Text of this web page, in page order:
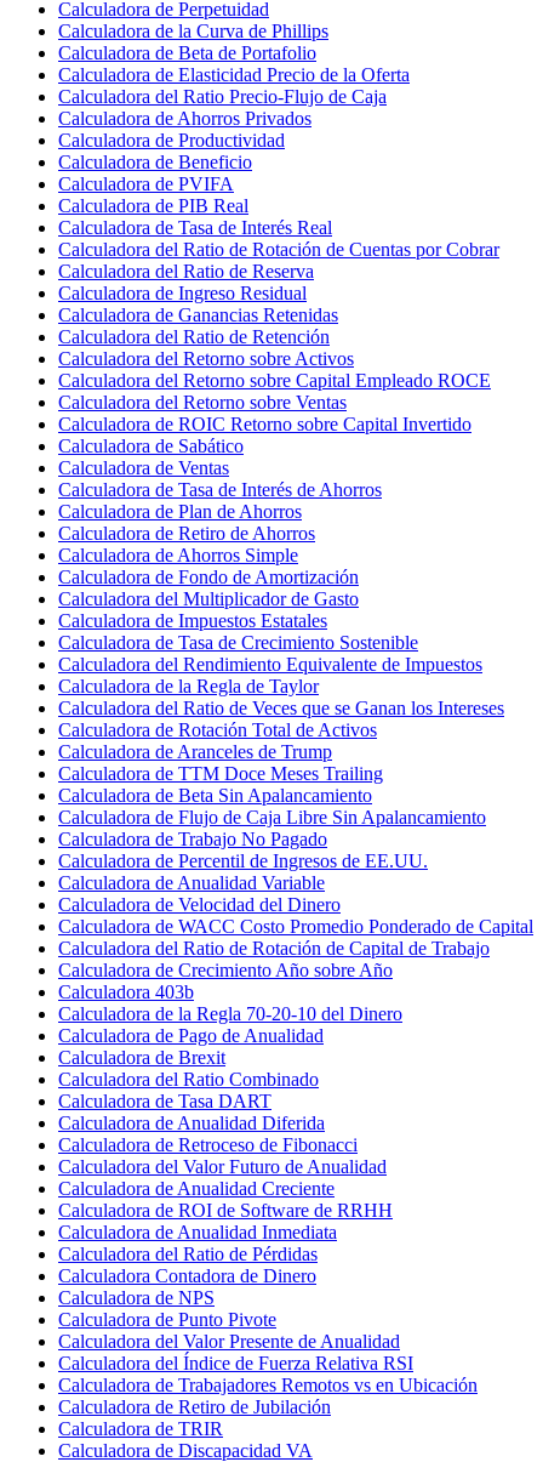
Calculadora de Perpetuidad
Calculadora de la Curva de Phillips
Calculadora de Beta de Portafolio
Calculadora de Elasticidad Precio de la Oferta
Calculadora del Ratio Precio-Flujo de Caja
Calculadora de Ahorros Privados
Calculadora de Productividad
Calculadora de Beneficio
Calculadora de PVIFA
Calculadora de PIB Real
Calculadora de Tasa de Interés Real
Calculadora del Ratio de Rotación de Cuentas por Cobrar
Calculadora del Ratio de Reserva
Calculadora de Ingreso Residual
Calculadora de Ganancias Retenidas
Calculadora del Ratio de Retención
Calculadora del Retorno sobre Activos
Calculadora del Retorno sobre Capital Empleado ROCE
Calculadora del Retorno sobre Ventas
Calculadora de ROIC Retorno sobre Capital Invertido
Calculadora de Sabático
Calculadora de Ventas
Calculadora de Tasa de Interés de Ahorros
Calculadora de Plan de Ahorros
Calculadora de Retiro de Ahorros
Calculadora de Ahorros Simple
Calculadora de Fondo de Amortización
Calculadora del Multiplicador de Gasto
Calculadora de Impuestos Estatales
Calculadora de Tasa de Crecimiento Sostenible
Calculadora del Rendimiento Equivalente de Impuestos
Calculadora de la Regla de Taylor
Calculadora del Ratio de Veces que se Ganan los Intereses
Calculadora de Rotación Total de Activos
Calculadora de Aranceles de Trump
Calculadora de TTM Doce Meses Trailing
Calculadora de Beta Sin Apalancamiento
Calculadora de Flujo de Caja Libre Sin Apalancamiento
Calculadora de Trabajo No Pagado
Calculadora de Percentil de Ingresos de EE.UU.
Calculadora de Anualidad Variable
Calculadora de Velocidad del Dinero
Calculadora de WACC Costo Promedio Ponderado de Capital
Calculadora del Ratio de Rotación de Capital de Trabajo
Calculadora de Crecimiento Año sobre Año
Calculadora 403b
Calculadora de la Regla 70-20-10 del Dinero
Calculadora de Pago de Anualidad
Calculadora de Brexit
Calculadora del Ratio Combinado
Calculadora de Tasa DART
Calculadora de Anualidad Diferida
Calculadora de Retroceso de Fibonacci
Calculadora del Valor Futuro de Anualidad
Calculadora de Anualidad Creciente
Calculadora de ROI de Software de RRHH
Calculadora de Anualidad Inmediata
Calculadora del Ratio de Pérdidas
Calculadora Contadora de Dinero
Calculadora de NPS
Calculadora de Punto Pivote
Calculadora del Valor Presente de Anualidad
Calculadora del Índice de Fuerza Relativa RSI
Calculadora de Trabajadores Remotos vs en Ubicación
Calculadora de Retiro de Jubilación
Calculadora de TRIR
Calculadora de Discapacidad VA